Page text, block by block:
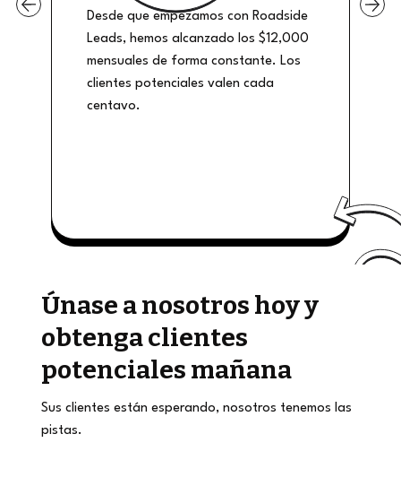
Desde que empezamos con Roadside
Leads, hemos alcanzado los $12,000
mensuales de forma constante. Los
clientes potenciales valen cada
centavo.
Únase a nosotros hoy y
obtenga clientes
potenciales mañana
Sus clientes están esperando, nosotros tenemos las
pistas.